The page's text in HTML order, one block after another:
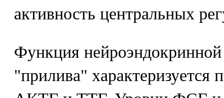
активность центральных
Функция
"прилива"